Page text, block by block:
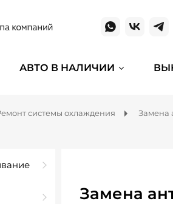
АВТО В НАЛИЧИИ
системы охлаждения Замена
Замена